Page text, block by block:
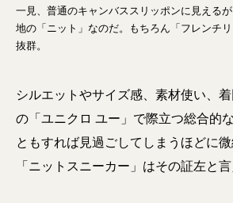
一見、普通のキャンバススリッポンに見える
地の「ニット」なのだ。もちろん「フレンチ
抜群。
シルエットやサイズ感、素材使い、
の「ユニクロ ユー」で際立つ総合的
ともすれば見過ごしてしまうほどに
「ニットスニーカー」はその証左と言